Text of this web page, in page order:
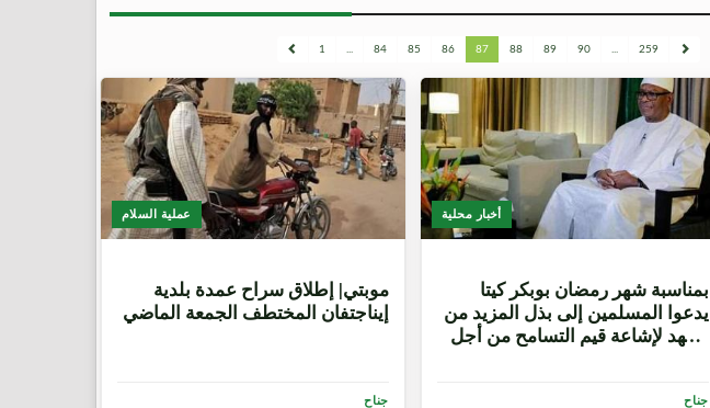
1 ... 84 85 86 87 88 89 90 ... 259
عملية السلام
موبتي| إطلاق سراح عمدة بلدية
إيناجتفان المختطف الجمعة الماضي
جناح
أخبار محلية
بمناسبة شهر رمضان بوبكر كيتا
يدعوا المسلمين إلى بذل المزيد من
الجهد لإشاعة قيم التسامح من أجل
جناح